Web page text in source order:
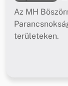
Az MH
területeken.